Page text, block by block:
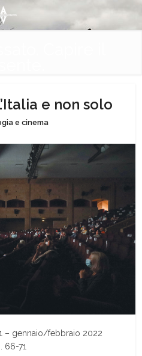
e non solo
e cinema
– gennaio/febbraio 2022
66-71